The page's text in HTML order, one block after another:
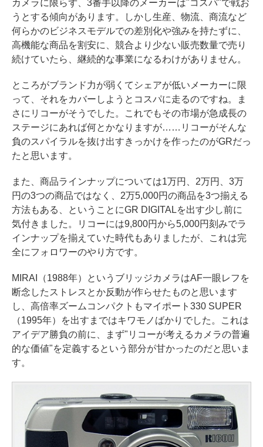
カメラに限らず、3番手以降のメーカーは"コスパ"で戦お
うとする傾向があります。しかし生産、物流、商流など
何らかのビジネスモデルでの差別化や強みを持たずに、
高機能な商品を割安に、競合より少ない販売数量で売り
続けていたら、継続的な事業になるわけがありません。
ところがブランド力が弱くてシェアが低いメーカーに限
って、それをカバーしようとコスパに走るのですね。ま
さにリコーがそうでした。これでもその市場が急成長の
ステージにあれば何とかなりますが……リコーがそんな
負のスパイラルを抜け出すきっかけを作ったのがGRだっ
たと思います。
また、商品ラインナップについては1万円、2万円、3万
円の3つの商品ではなく、2万5,000円の商品を3つ揃える
方法もある、ということにGR DIGITALを出す少し前に
気付きました。リコーには9,800円から5,000円刻みでラ
インナップを揃えていた時代もありましたが、これは完
全にフォロワーのやり方です。
MIRAI（1988年）というブリッジカメラはAF一眼レフを
断念したストレスとか反動が作らせたものと思います
し、高倍率ズームコンパクトもマイポート330 SUPER
（1995年）を出すまではキワモノばかりでした。これは
アイデア勝負の前に、まず"リコーが考えるカメラの普遍
的な価値"を定義するという部分が甘かったのだと思いま
す。